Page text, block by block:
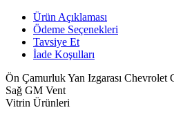
Ürün Açıklaması
Ödeme Seçenekleri
Tavsiye Et
İade Koşulları
Ön Çamurluk Yan Izgarası Chevrolet
Sağ GM Vent
Vitrin Ürünleri